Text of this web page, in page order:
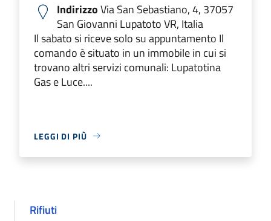
IndirizzoVia San Sebastiano, 4, 37057
San Giovanni Lupatoto VR, Italia
Il sabato si riceve solo su appuntamento Il
comando è situato in un immobile in cui si
trovano altri servizi comunali: Lupatotina
Gas e Luce....
LEGGI DI PIÙ
Rifiuti